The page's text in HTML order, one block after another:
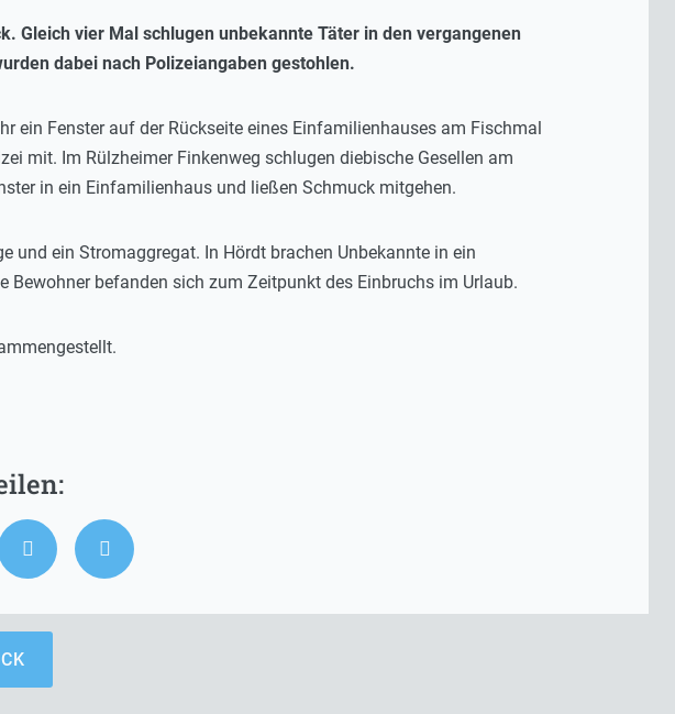
Gleich vier Mal schlugen unbekannte Täter in den vergangenen
dabei nach Polizeiangaben gestohlen.
ein Fenster auf der Rückseite eines Einfamilienhauses am Fischmal
mit. Im Rülzheimer Finkenweg schlugen diebische Gesellen am
in ein Einfamilienhaus und ließen Schmuck mitgehen.
und ein Stromaggregat. In Hördt brachen Unbekannte in ein
befanden sich zum Zeitpunkt des Einbruchs im Urlaub.